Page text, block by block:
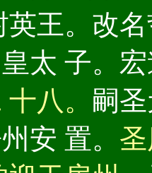
英王。改
太 子。
八。 嗣
安 置。